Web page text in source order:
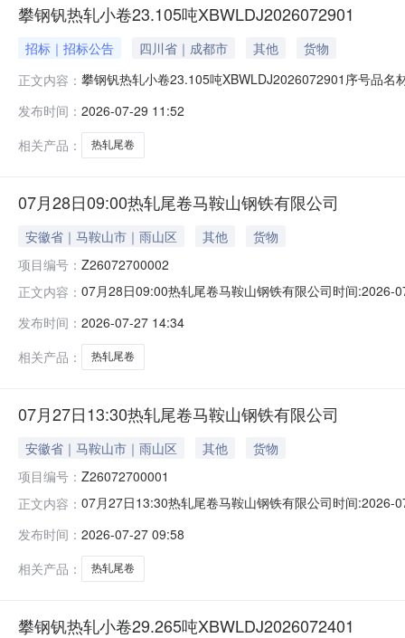
攀钢钒热轧小卷23.105吨XBWLDJ2026072901
招标｜招标公告 四川省｜成都市 其他
货物
正文内容： 攀钢钒热轧小卷23.105吨XBWLDJ2026072901序号品
卷）PWB1.8*1250*C攀钢钒1/2.215折边(因非计划产品
发布时间： 2026-07-29 11:52
相关产品：
热轧尾卷
07月28日09:00热轧尾卷马鞍山钢铁有限公司
安徽省｜马鞍山市｜雨山区 其他
货物
项目编号： Z26072700002
正文内容： 07月28日09:00热轧尾卷马鞍山钢铁有限公司时间
保证金：￥1,700.00元交易保证金：￥1,700.00元竞价
发布时间： 2026-07-27 14:34
相关产品：
热轧尾卷
07月27日13:30热轧尾卷马鞍山钢铁有限公司
安徽省｜马鞍山市｜雨山区 其他
货物
项目编号： Z26072700001
正文内容： 07月27日13:30热轧尾卷马鞍山钢铁有限公司时间
保证金：￥1,700.00元交易保证金：￥1,700.00元竞价
发布时间： 2026-07-27 09:58
相关产品：
热轧尾卷
攀钢钒热轧小卷29.265吨XBWLDJ2026072401